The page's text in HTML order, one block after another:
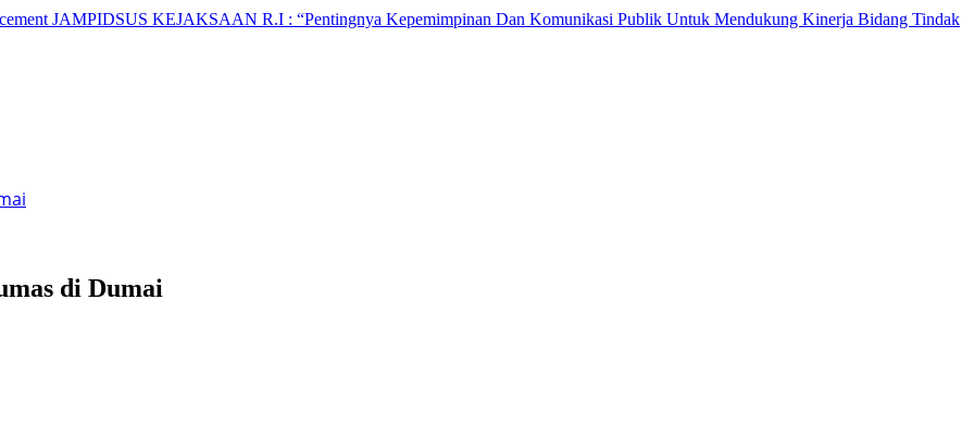
JAMPIDSUS KEJAKSAAN R.I : “Pentingnya Kepemimpinan Dan Komunikasi Publik Untuk Mendukung Kinerja Bidang Tindak
di Dumai